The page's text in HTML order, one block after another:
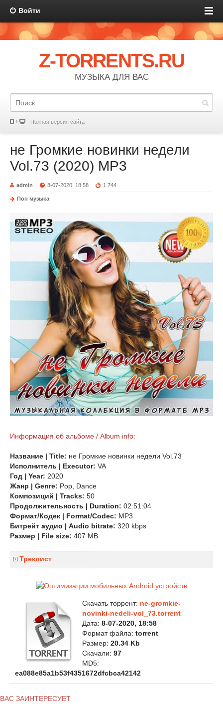
Войти
Z-TORRENTS.RU
МУЗЫКА ДЛЯ ВАС
Полная версия сайта
не Громкие новинки недели
Vol.73 (2020) MP3
admin 8-07-2020, 18:58 1 744
Поп музыка
Информация об альбоме / Album info:
Название | Title: не Громкие новинки недели Vol.73
Исполнитель | Executor: VA
Год | Year: 2020
Жанр | Genre: Pop, Dance
Композиций | Tracks: 50
Продолжительность | Duration: 02:51:04
Формат/Кодек | Format/Codec: MP3
Битрейт аудио | Audio bitrate: 320 kbps
Размер | File size: 407 MB
Треклист
Скачать торрент: ne-gromkie-
novinki-nedeli-vol_73.torrent
Дата: 8-07-2020, 18:58
Формат файла: torrent
Размер: 20.34 Kb
Скачали: 97
MD5:
ea088e85a1b53f4351672dfcbca42142
ВАС ЗАИНТЕРЕСУЕТ